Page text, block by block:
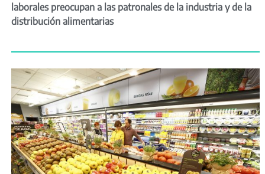
laborales preocupan a las patronales de la industria y de la
distribución alimentarias